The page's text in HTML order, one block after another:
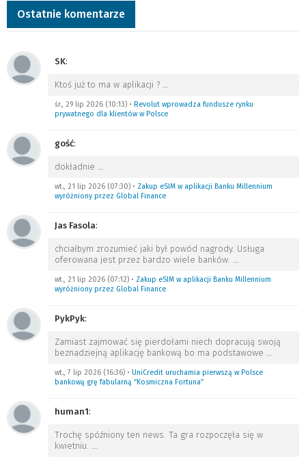
Ostatnie komentarze
SK:
Ktoś już to ma w aplikacji ? …
śr., 29 lip 2026 (10:13) • Revolut wprowadza fundusze rynku
prywatnego dla klientów w Polsce
gość:
dokładnie …
wt., 21 lip 2026 (07:30) • Zakup eSIM w aplikacji Banku Millennium
wyróżniony przez Global Finance
Jas Fasola:
chciałbym zrozumieć jaki był powód nagrody. Usługa
oferowana jest przez bardzo wiele banków. …
wt., 21 lip 2026 (07:12) • Zakup eSIM w aplikacji Banku Millennium
wyróżniony przez Global Finance
PykPyk:
Zamiast zajmować się pierdołami niech dopracują swoją
beznadziejną aplikację bankową bo ma podstawowe …
wt., 7 lip 2026 (16:36) • UniCredit uruchamia pierwszą w Polsce
bankową grę fabularną “Kosmiczna Fortuna”
human1:
Trochę spóźniony ten news. Ta gra rozpoczęła się w
kwietniu. …